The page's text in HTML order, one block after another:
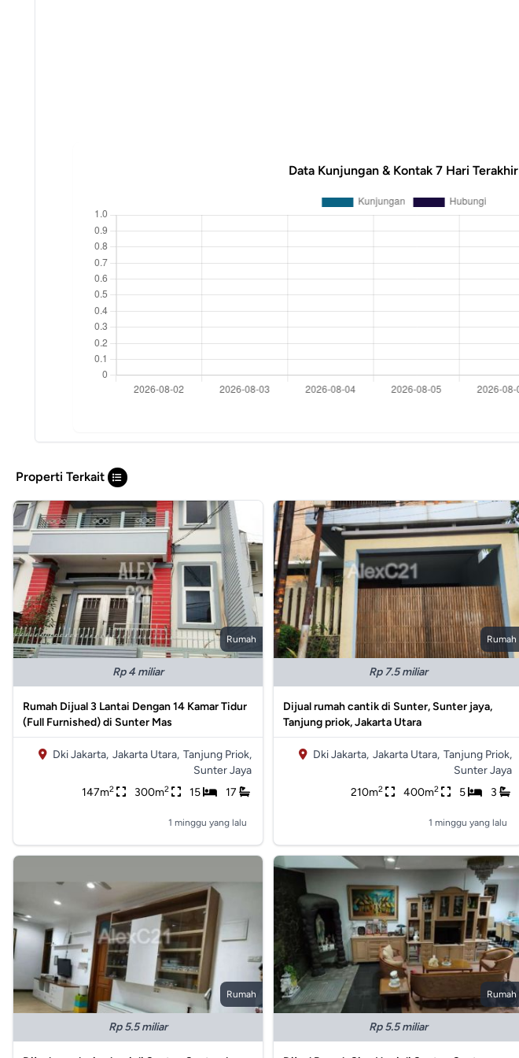
Data Kunjungan & Kontak 7 Hari Terakhir
Properti Terkait
Rumah
Rp 4 miliar
Rumah Dijual 3 Lantai Dengan 14 Kamar Tidur
(Full Furnished) di Sunter Mas
Dki Jakarta, Jakarta Utara, Tanjung Priok,
Sunter Jaya
147m2 300m2 15 17
1 minggu yang lalu
Rumah
Rp 7.5 miliar
Dijual rumah cantik di Sunter, Sunter jaya,
Tanjung priok, Jakarta Utara
Dki Jakarta, Jakarta Utara, Tanjung Priok,
Sunter Jaya
210m2 400m2 5 3
1 minggu yang lalu
Rumah
Rp 5.5 miliar
Rumah
Rp 5.5 miliar